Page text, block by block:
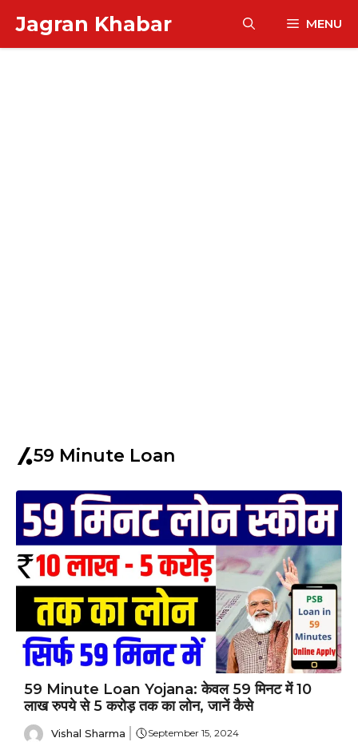
content
Jagran Khabar MENU
59 Minute Loan
59 Minute Loan Yojana: केवल 59 मिनट में 10
लाख रुपये से 5 करोड़ तक का लोन, जानें कैसे
Vishal Sharma September 15, 2024